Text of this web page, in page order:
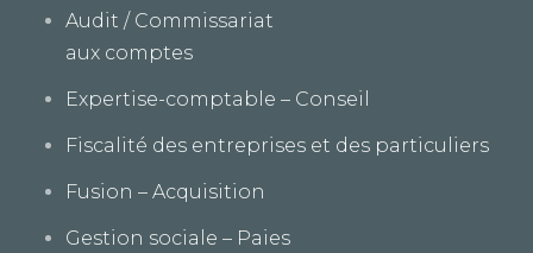
Audit / Commissariat
aux comptes
Expertise-comptable – Conseil
Fiscalité des entreprises et des particuliers
Fusion – Acquisition
Gestion sociale – Paies